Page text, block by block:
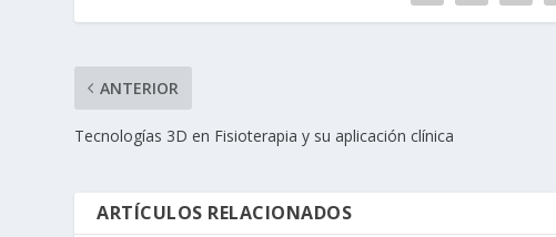
ANTERIOR
Tecnologías 3D en Fisioterapia y su aplicación clínica
ARTÍCULOS RELACIONADOS